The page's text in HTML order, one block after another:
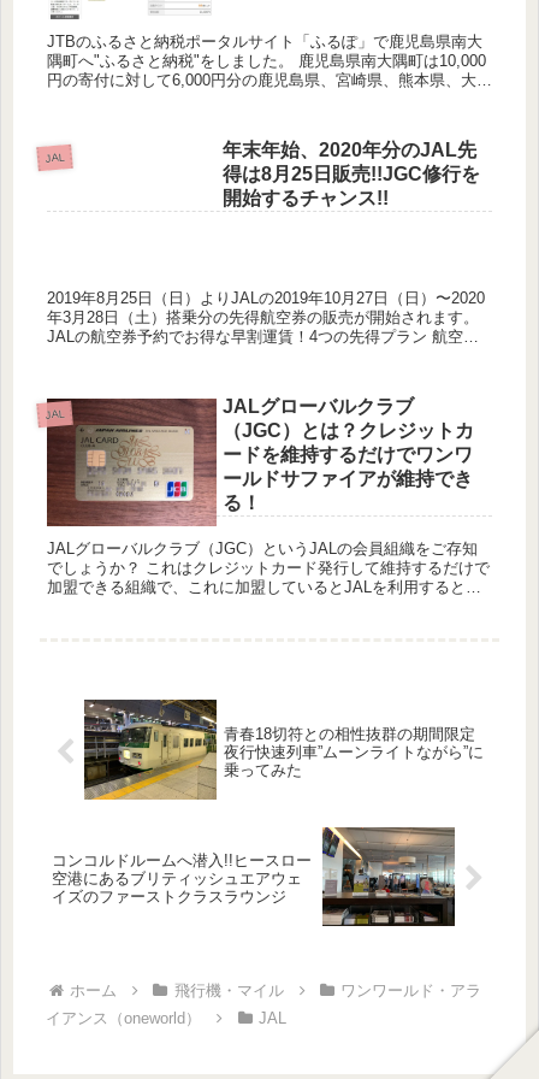
JTBのふるさと納税ポータルサイト「ふるぽ」で鹿児島県南大
隅町へ"ふるさと納税"をしました。 鹿児島県南大隅町は10,000
円の寄付に対して6,000円分の鹿児島県、宮崎県、熊本県、大分
JAL
年末年始、2020年分のJAL先
得は8月25日販売!!JGC修行を
開始するチャンス!!
2019年8月25日（日）よりJALの2019年10月27日（日）〜2020
年3月28日（土）搭乗分の先得航空券の販売が開始されます。
JALの航空券予約でお得な早割運賃！4つの先得プラン 航空券
JAL
JALグローバルクラブ
（JGC）とは？クレジットカ
ードを維持するだけでワンワ
ールドサファイアが維持でき
る！
JALグローバルクラブ（JGC）というJALの会員組織をご存知
でしょうか？ これはクレジットカード発行して維持するだけで
加盟できる組織で、これに加盟しているとJALを利用するとき
青春18切符との相性抜群の期間限定
夜行快速列車”ムーンライトながら”に
乗ってみた
コンコルドルームへ潜入!!ヒースロー
空港にあるブリティッシュエアウェ
イズのファーストクラスラウンジ
ホーム 飛行機・マイル
ワンワールド・アラ
イアンス（oneworld）
JAL